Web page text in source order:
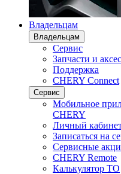
Владельцам
Владельцам
Сервис
Запчасти и
Поддержка
CHERY Connect
Сервис
Мобильное
CHERY
Личный
Записаться на
Сервисные
CHERY Remote
Калькулятор ТО